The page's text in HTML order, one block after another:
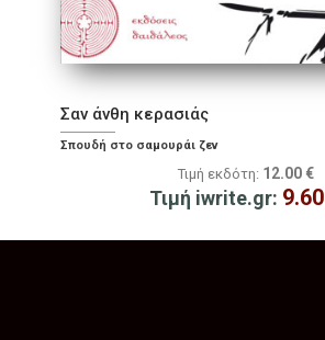
Σαν άνθη κερασιάς
Σπουδή στο σαμουράι ζεν
Τιμή εκδότη: 12.00 €
Τιμή iwrite.gr: 9.60